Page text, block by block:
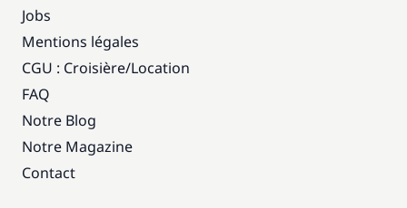
Jobs
Mentions légales
CGU : Croisière/Location
FAQ
Notre Blog
Notre Magazine
Contact